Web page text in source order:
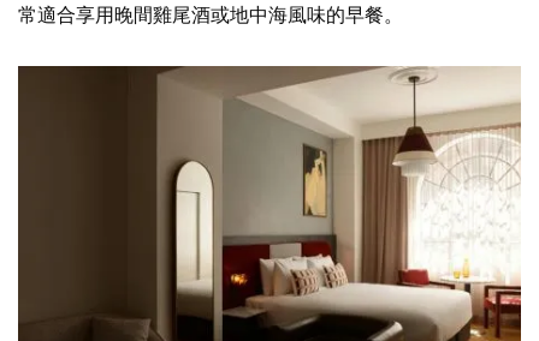
常適合享用晚間雞尾酒或地中海風味的早餐。